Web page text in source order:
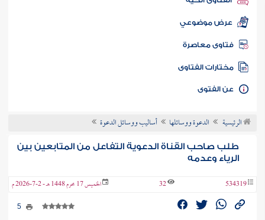
الفتاوى الحية
عرض موضوعي
فتاوى معاصرة
مختارات الفتاوى
الفتوى
الرئيسية الدعوة ووسائلها أساليب ووسائل الدعوة
طلب صاحب القناة الدعوية التفاعل من المتابعين بين
الرياء وعدمه
534319
32 الخميس 17 محرم 1448 هـ - 2-7-2026 م